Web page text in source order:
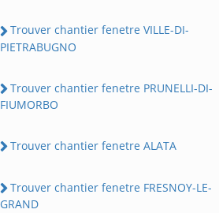
Trouver chantier fenetre VILLE-DI-
PIETRABUGNO
Trouver chantier fenetre PRUNELLI-DI-
FIUMORBO
Trouver chantier fenetre ALATA
Trouver chantier fenetre FRESNOY-LE-
GRAND